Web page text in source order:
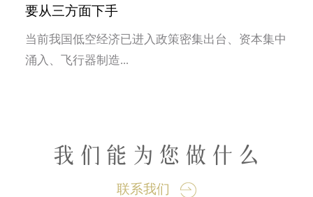
要从三方面下手
当前我国低空经济已进入政策密集出台、资本集中
涌入、飞行器制造...
我们能为您做什么
联系我们